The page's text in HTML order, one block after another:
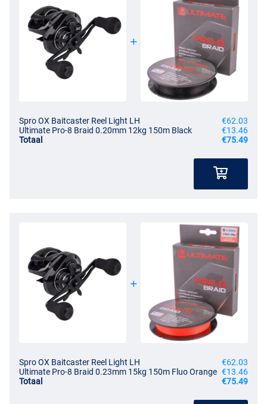
Spro OX Baitcaster Reel Light LH
€62.03
Ultimate Pro-8 Braid 0.20mm 12kg 150m Black
€13.46
Totaal
€75.49
Spro OX Baitcaster Reel Light LH
€62.03
Ultimate Pro-8 Braid 0.23mm 15kg 150m Fluo Orange €13.46
Totaal
€75.49